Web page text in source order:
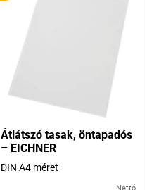
Átlátszó tasak, öntapadós
– EICHNER
DIN A4 méret